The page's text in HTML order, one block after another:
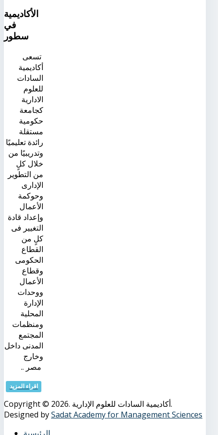
الأكاديمية
في
سطور
تسعى
أكاديمية
السادات
للعلوم
الادارية
كجامعة
حكومية
مستقلة
رائدة تعليميًا
وتدريبيًا من
خلال كلٍ
من التطوير
الإدارى
وحوكمة
الأعمال
وإعداد قادة
التغيير فى
كلٍ من
القطاع
الحكومى
وقطاع
الأعمال
ووحدات
الإدارة
المحلية
ومنظمات
المجتمع
المدنى داخل
وخارج
مصر ..
اقراء المزيد
Copyright © 2026. أكاديمية السادات للعلوم الإدارية.
Designed bySadat Academy for Management Sciences